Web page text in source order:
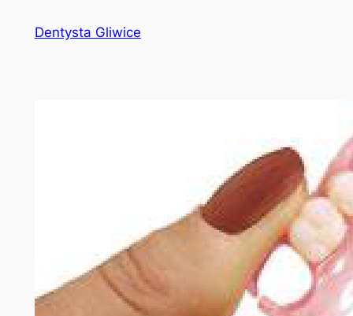
Dentysta Gliwice